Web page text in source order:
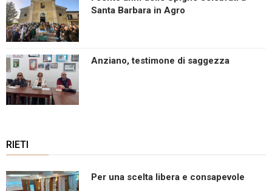
Santa Barbara in Agro
Anziano, testimone di saggezza
RIETI
Per una scelta libera e consapevole